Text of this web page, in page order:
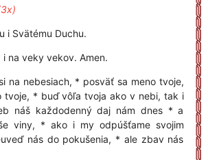
i Svätému Duchu.
na veky vekov. Amen.
na nebesiach, * posväť sa meno tvoje,
tvoje, * buď vôľa tvoja ako v nebi, tak i
náš každodenný daj nám dnes * a
viny, * ako i my odpúšťame svojim
nás do pokušenia, * ale zbav nás